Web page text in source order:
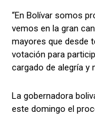
“En Bolívar somos
vemos en la gran
mayores que desde
votación para
cargado de alegría y
La gobernadora
este domingo el